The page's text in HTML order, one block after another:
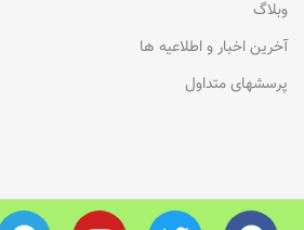
وبلاگ
آخرین اخبار و اطلاعیه ها
پرسشهای متداول